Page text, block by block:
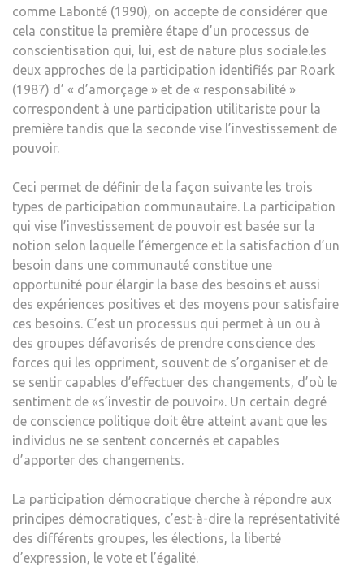
comme Labonté (1990), on accepte de considérer que
cela constitue la première étape d’un processus de
conscientisation qui, lui, est de nature plus sociale.les
deux approches de la participation identifiés par Roark
(1987) d’ « d’amorçage » et de « responsabilité »
correspondent à une participation utilitariste pour la
première tandis que la seconde vise l’investissement de
pouvoir.
Ceci permet de définir de la façon suivante les trois
types de participation communautaire. La participation
qui vise l’investissement de pouvoir est basée sur la
notion selon laquelle l’émergence et la satisfaction d’un
besoin dans une communauté constitue une
opportunité pour élargir la base des besoins et aussi
des expériences positives et des moyens pour satisfaire
ces besoins. C’est un processus qui permet à un ou à
des groupes défavorisés de prendre conscience des
forces qui les oppriment, souvent de s’organiser et de
se sentir capables d’effectuer des changements, d’où le
sentiment de «s’investir de pouvoir». Un certain degré
de conscience politique doit être atteint avant que les
individus ne se sentent concernés et capables
d’apporter des changements.
La participation démocratique cherche à répondre aux
principes démocratiques, c’est-à-dire la représentativité
des différents groupes, les élections, la liberté
d’expression, le vote et l’égalité.